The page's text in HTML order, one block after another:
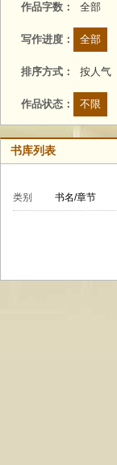
作品字数： 全部
写作进度： 全部
排序方式： 按人气
作品状态： 不限
书库列表
类别 书名/章节